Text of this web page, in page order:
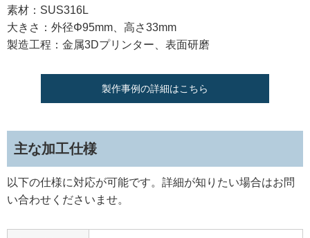
素材：SUS316L
大きさ：外径Φ95mm、高さ33mm
製造工程：金属3Dプリンター、表面研磨
製作事例の詳細はこちら
主な加工仕様
以下の仕様に対応が可能です。詳細が知りたい場合はお問
い合わせくださいませ。